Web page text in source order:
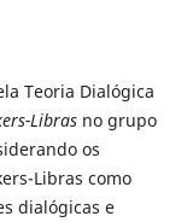
Teoria Dialógica
Librasno grupo
os
Libras como
dialógicas e